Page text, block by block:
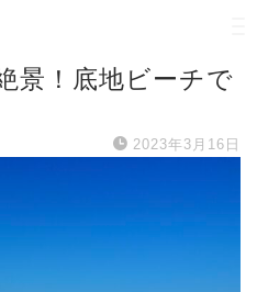
景！底地ビーチで
2023年3月16日